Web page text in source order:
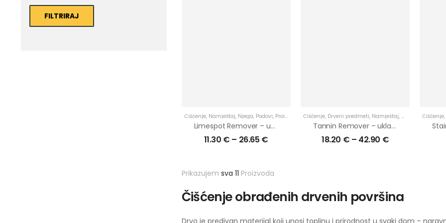
FILTRIRAJ
Čišćenje, Namještaj, Njega, Podovi, Proizvodi Radne ploče,Stepenice,U primjenu,Uklanjanje mrlja
Limespot Remover – uklanja mrlje od vapnenaste (tvrde) vode
11.30 € – 26.65 €
Čišćenje, Drveni predmeti, Namještaj, Njega Podovi,
Tannin Remover – uklanja tamne mrlje / mrlje od tanina
18.20 € – 42.90 €
Čišćenje,
Prikazujem sva 11 Proizvoda
Čišćenje obrađenih drvenih površina